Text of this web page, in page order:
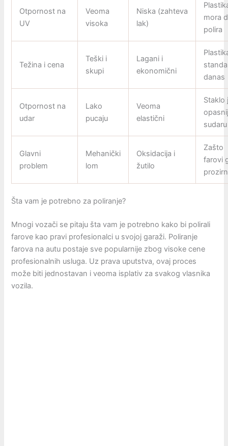
Otpornost na
UV
Veoma
visoka
Niska (zahteva
lak)
mora
polira
Težina i cena
Teški i
skupi
Lagani i
ekonomični
danas
Otpornost na
udar
Lako
pucaju
Veoma
elastični
Staklo
sudaru
Glavni
problem
Mehanički
lom
Oksidacija i
žutilo
Zašto
farovi
Šta vam je potrebno za poliranje?
Mnogi vozači se pitaju šta vam je potrebno kako bi polirali
farove kao pravi profesionalci u svojoj garaži. Poliranje
farova na autu postaje sve popularnije zbog visoke cene
profesionalnih usluga. Uz prava uputstva, ovaj proces
može biti jednostavan i veoma isplativ za svakog vlasnika
vozila.